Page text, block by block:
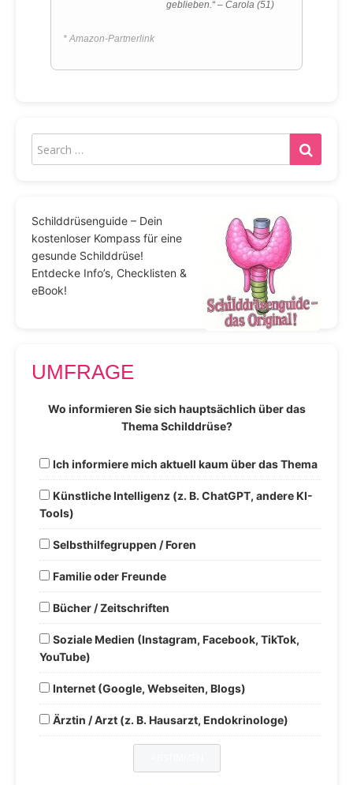
geblieben.“ – Carola (51)
* Amazon-Partnerlink
Schilddrüsenguide – Dein
kostenloser Kompass für eine
gesunde Schilddrüse!
Entdecke Info’s, Checklisten &
eBook!
UMFRAGE
Wo informieren Sie sich hauptsächlich über das
Thema Schilddrüse?
Ich informiere mich aktuell kaum über das Thema
Künstliche Intelligenz (z. B. ChatGPT, andere KI-
Tools)
Selbsthilfegruppen / Foren
Familie oder Freunde
Bücher / Zeitschriften
Soziale Medien (Instagram, Facebook, TikTok,
YouTube)
Internet (Google, Webseiten, Blogs)
Ärztin / Arzt (z. B. Hausarzt, Endokrinologe)